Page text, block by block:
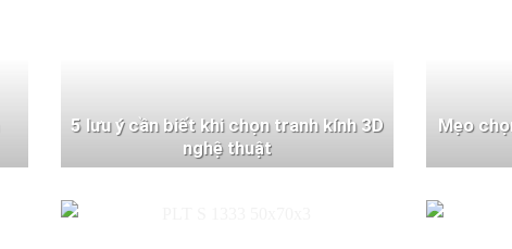
5 lưu ý cần biết khi chọn tranh kính 3D
nghệ thuật
Mẹo